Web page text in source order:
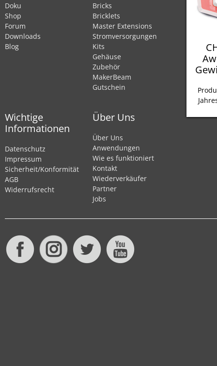
Doku
Shop
Forum
Downloads
Blog
Bricks
Bricklets
Master Extensions
Stromversorgungen
Kits
Gehäuse
Zubehör
MakerBeam
Gutschein
Wichtige
Informationen
Datenschutz
Impressum
Sicherheit/Konformität
AGB
Widerrufsrecht
Über Uns
Über Uns
Anwendungen
Wie es funktioniert
Kontakt
Wiederverkäufer
Partner
Jobs